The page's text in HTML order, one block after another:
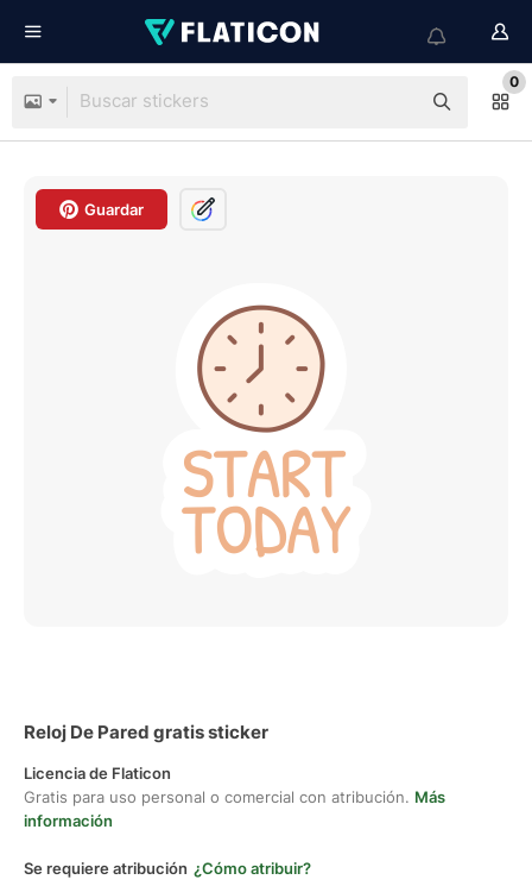
0
Guardar
Reloj De Pared gratis sticker
Licencia de Flaticon
Gratis para uso personal o comercial con atribución. Más
información
Se requiere atribución ¿Cómo atribuir?